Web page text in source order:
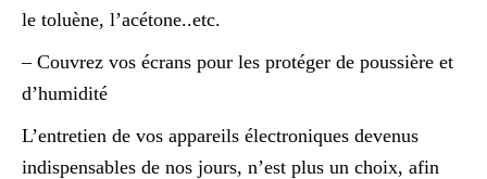
le toluène, l’acétone..etc.
– Couvrez vos écrans pour les protéger de poussière et
d’humidité
L’entretien de vos appareils électroniques devenus
indispensables de nos jours, n’est plus un choix, afin